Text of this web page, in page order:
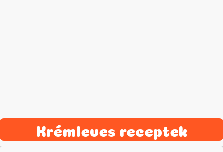
Krémleves receptek